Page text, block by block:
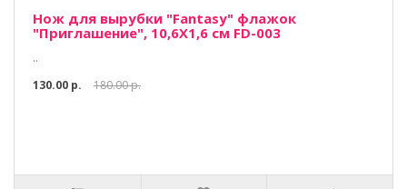
Нож для вырубки "Fantasy" флажок
"Приглашение", 10,6Х1,6 см FD-003
..
130.00 р.
180.00 р.